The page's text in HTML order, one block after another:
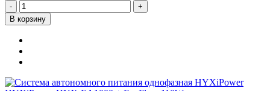
-
+
В корзину